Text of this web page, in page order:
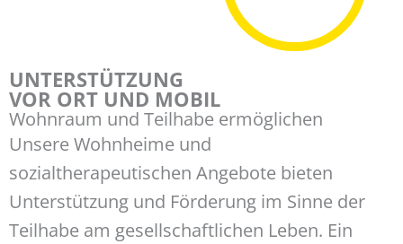
UNTERSTÜTZUNG
VOR ORT UND MOBIL
Wohnraum und Teilhabe ermöglichen
Unsere Wohnheime und
sozialtherapeutischen Angebote bieten
Unterstützung und Förderung im Sinne der
Teilhabe am gesellschaftlichen Leben. Ein